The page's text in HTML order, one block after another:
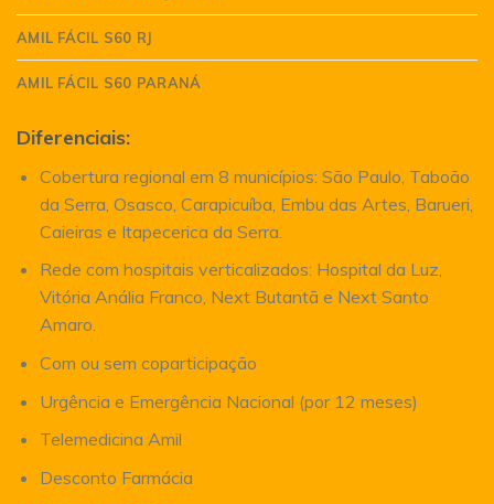
AMIL FÁCIL S60 RJ
AMIL FÁCIL S60 PARANÁ
Diferenciais:
Cobertura regional em 8 municípios: São Paulo, Taboão
da Serra, Osasco, Carapicuíba, Embu das Artes, Barueri,
Caieiras e Itapecerica da Serra.
Rede com hospitais verticalizados: Hospital da Luz,
Vitória Anália Franco, Next Butantã e Next Santo
Amaro.
Com ou sem coparticipação
Urgência e Emergência Nacional (por 12 meses)
Telemedicina Amil
Desconto Farmácia